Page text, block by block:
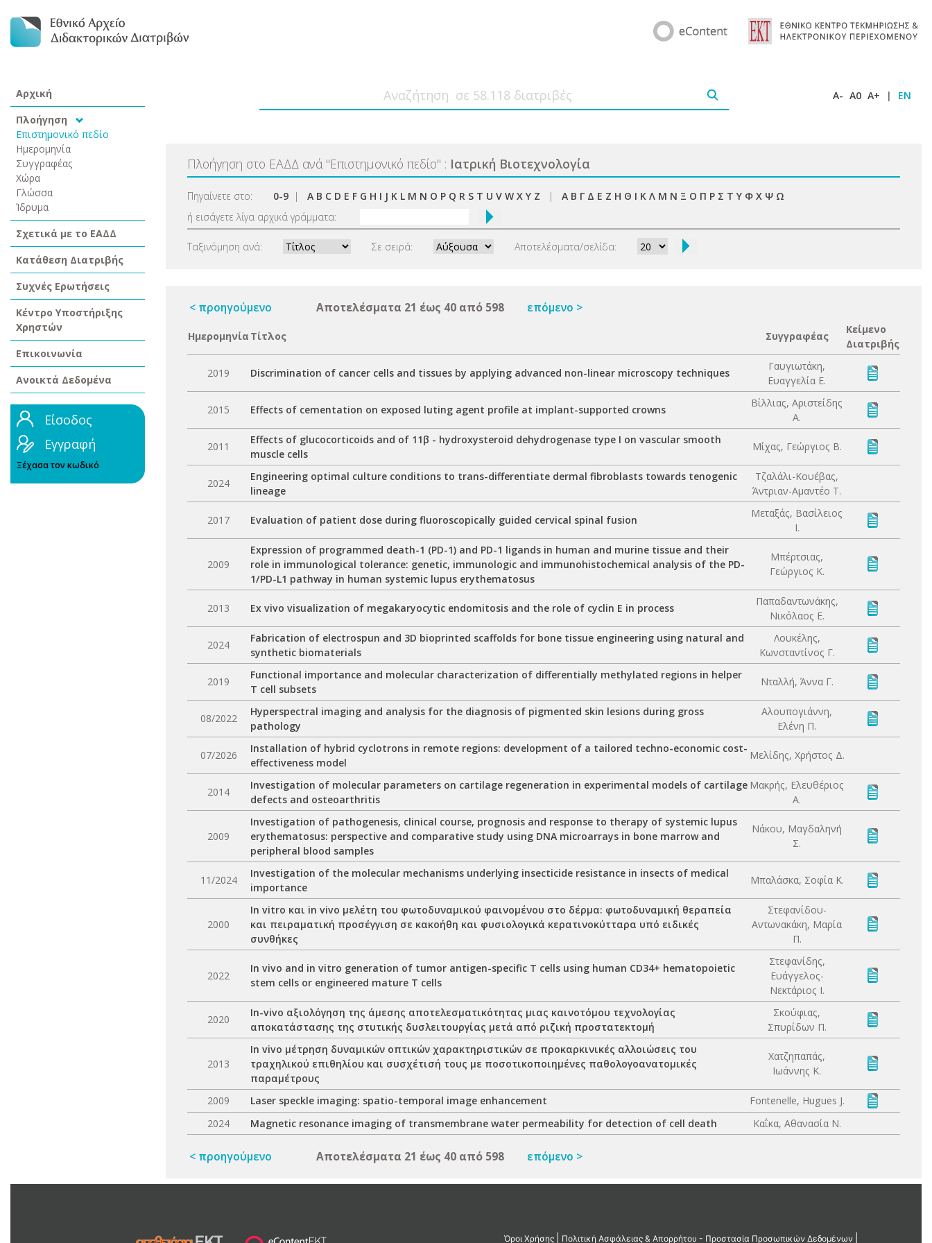
Αρχική
Πλοήγηση
Επιστημονικό πεδίο
Ημερομηνία
Συγγραφέας
Χώρα
Γλώσσα
Ίδρυμα
Σχετικά με το ΕΑΔΔ
Κατάθεση Διατριβής
Συχνές Ερωτήσεις
Κέντρο Υποστήριξης
Χρηστών
Επικοινωνία
Ανοικτά Δεδομένα
Είσοδος
Εγγραφή
Ξέχασα τον κωδικό
A- A0 A+ | EN
Πλοήγηση στο ΕΑΔΔ ανά "Επιστημονικό πεδίο" : Ιατρική Βιοτεχνολογία
Πηγαίνετε στο: 0-9 | A B C D E F G H I J K L M N O P Q R S T U V W X Y Z | Α Β Γ Δ Ε Ζ Η Θ Ι Κ Λ Μ Ν Ξ Ο Π Ρ Σ Τ Υ Φ Χ Ψ Ω
ή εισάγετε λίγα αρχικά γράμματα:
Ταξινόμηση ανά: Σε σειρά: Αποτελέσματα/σελίδα:
< προηγούμενο Αποτελέσματα 21 έως 40 από 598 επόμενο >
Ημερομηνία Τίτλος Συγγραφέας
Κείμενο
Διατριβής
2019 Discrimination of cancer cells and tissues by applying advanced non-linear microscopy techniques
Γαυγιωτάκη,
Ευαγγελία Ε.
2015 Effects of cementation on exposed luting agent profile at implant-supported crowns
Βίλλιας, Αριστείδης
Α.
2011
Effects of glucocorticoids and of 11β - hydroxysteroid dehydrogenase type I on vascular smooth
muscle cells
Μίχας, Γεώργιος Β.
2024
Engineering optimal culture conditions to trans-differentiate dermal fibroblasts towards tenogenic
lineage
Τζαλάλι-Κουέβας,
Άντριαν-Αμαντέο Τ.
2017 Evaluation of patient dose during fluoroscopically guided cervical spinal fusion
Μεταξάς, Βασίλειος
Ι.
2009
Expression of programmed death-1 (PD-1) and PD-1 ligands in human and murine tissue and their
role in immunological tolerance: genetic, immunologic and immunohistochemical analysis of the PD-
1/PD-L1 pathway in human systemic lupus erythematosus
Μπέρτσιας,
Γεώργιος Κ.
2013 Ex vivo visualization of megakaryocytic endomitosis and the role of cyclin E in process
Παπαδαντωνάκης,
Νικόλαος Ε.
2024
Fabrication of electrospun and 3D bioprinted scaffolds for bone tissue engineering using natural and
synthetic biomaterials
Λουκέλης,
Κωνσταντίνος Γ.
2019
Functional importance and molecular characterization of differentially methylated regions in helper
T cell subsets
Νταλλή, Άννα Γ.
08/2022
Hyperspectral imaging and analysis for the diagnosis of pigmented skin lesions during gross
pathology
Αλουπογιάννη,
Ελένη Π.
07/2026
Installation of hybrid cyclotrons in remote regions: development of a tailored techno-economic cost-
effectiveness model
Μελίδης, Χρήστος Δ.
2014
Investigation of molecular parameters on cartilage regeneration in experimental models of cartilage
defects and osteoarthritis
Μακρής, Ελευθέριος
Α.
2009
Investigation of pathogenesis, clinical course, prognosis and response to therapy of systemic lupus
erythematosus: perspective and comparative study using DNA microarrays in bone marrow and
peripheral blood samples
Νάκου, Μαγδαληνή
Σ.
11/2024
Investigation of the molecular mechanisms underlying insecticide resistance in insects of medical
importance
Μπαλάσκα, Σοφία Κ.
2000
In vitro και in vivo μελέτη του φωτοδυναμικού φαινομένου στο δέρμα: φωτοδυναμική θεραπεία
και πειραματική προσέγγιση σε κακοήθη και φυσιολογικά κερατινοκύτταρα υπό ειδικές
συνθήκες
Στεφανίδου-
Αντωνακάκη, Μαρία
Π.
2022
In vivo and in vitro generation of tumor antigen-specific T cells using human CD34+ hematopoietic
stem cells or engineered mature T cells
Στεφανίδης,
Ευάγγελος-
Νεκτάριος Ι.
2020
In-vivo αξιολόγηση της άμεσης αποτελεσματικότητας μιας καινοτόμου τεχνολογίας
αποκατάστασης της στυτικής δυσλειτουργίας μετά από ριζική προστατεκτομή
Σκούφιας,
Σπυρίδων Π.
2013
In vivo μέτρηση δυναμικών οπτικών χαρακτηριστικών σε προκαρκινικές αλλοιώσεις του
τραχηλικού επιθηλίου και συσχέτισή τους με ποσοτικοποιημένες παθολογοανατομικές
παραμέτρους
Χατζηπαπάς,
Ιωάννης Κ.
2009 Laser speckle imaging: spatio-temporal image enhancement
Fontenelle, Hugues J.
2024
Magnetic resonance imaging of transmembrane water permeability for detection of cell death Καΐκα, Αθανασία Ν.
< προηγούμενο Αποτελέσματα 21 έως 40 από 598 επόμενο >